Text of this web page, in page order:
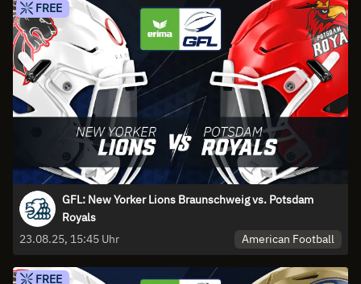
FREE
GFL: New Yorker Lions Braunschweig vs. Potsdam
Royals
23.08.25, 15:45 Uhr
American Football
FREE